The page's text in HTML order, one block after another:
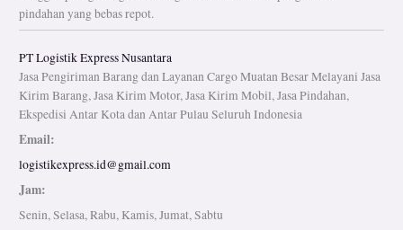
pindahan yang bebas repot.
PT Logistik Express Nusantara
Jasa Pengiriman Barang dan Layanan Cargo Muatan Besar Melayani Jasa
Kirim Barang, Jasa Kirim Motor, Jasa Kirim Mobil, Jasa Pindahan,
Ekspedisi Antar Kota dan Antar Pulau Seluruh Indonesia
Email:
logistikexpress.id@gmail.com
Jam:
Senin, Selasa, Rabu, Kamis, Jumat, Sabtu